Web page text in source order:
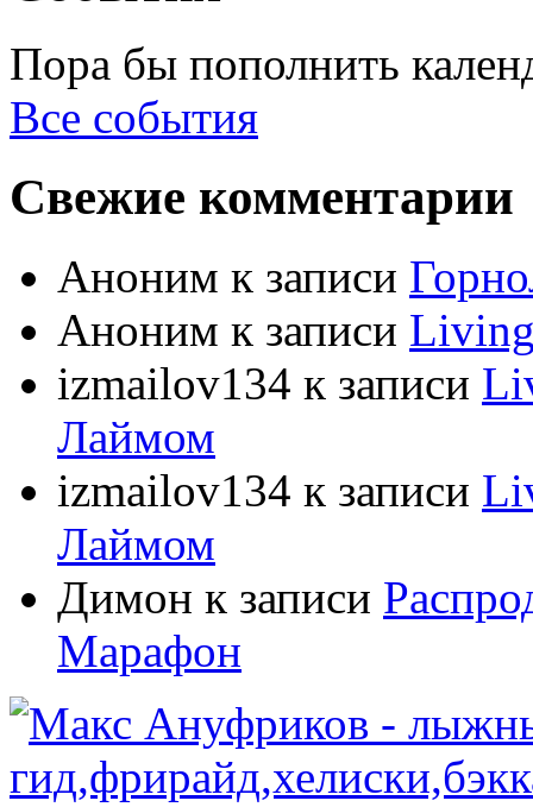
Пора бы пополнить
Все события
Свежие комментарии
Аноним к записи
Аноним к записи
izmailov134 к записи
Лаймом
izmailov134 к записи
Лаймом
Димон к записи
Марафон